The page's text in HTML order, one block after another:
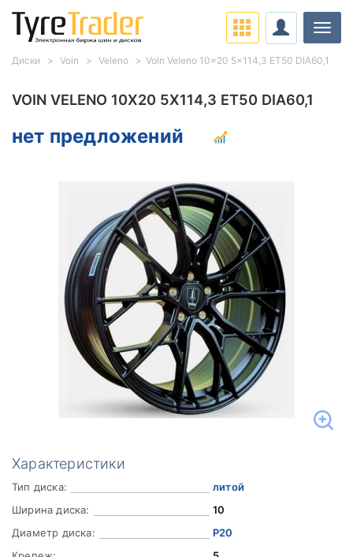
VOIN VELENO 10X20 5X114,3 ET50 DIA60,1
нет предложений
Характеристики
Тип диска:
литой
Ширина диска:
10
Диаметр диска:
Р20
Диски Voin Veleno Voin Veleno 10x20 5x114,3 ET50 DIA60,1